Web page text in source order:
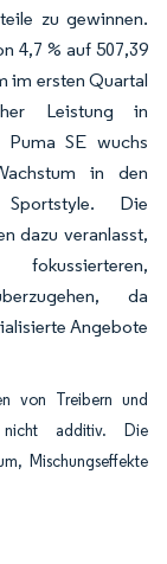
zu gewinnen.
4,7 % auf 507,39
im ersten Quartal
Leistung in
Puma SE wuchs
in den
Die
dazu veranlasst,
da
Angebote
von Treibern und
nicht additiv. Die
Mischungseffekte